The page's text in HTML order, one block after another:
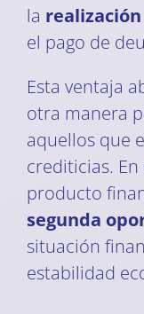
la
el pago de
Esta ventaja
otra manera
aquellos que
crediticias.
producto
segunda
situación
estabilidad